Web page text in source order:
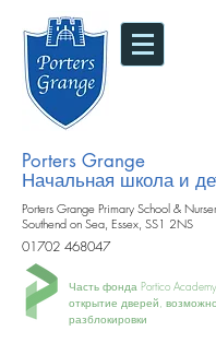
Porters Grange
Начальная школа и
Porters Grange Primary School &
Southend on Sea, Essex, SS1 2NS
01702 468047
Часть фонда Portico Academy
открытие дверей,
разблокировки